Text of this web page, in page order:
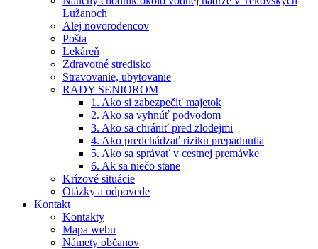
Lužanoch
Alej novorodencov
Pošta
Lekáreň
Zdravotné stredisko
Stravovanie, ubytovanie
RADY SENIOROM
1. Ako si zabezpečiť majetok
2. Ako sa vyhnúť podvodom
3. Ako sa chrániť pred zlodejmi
4. Ako predchádzať riziku prepadnutia
5. Ako sa správať v cestnej premávke
6. Ak sa niečo stane
Krízové situácie
Otázky a odpovede
Kontakt
Kontakty
Mapa webu
Námety občanov